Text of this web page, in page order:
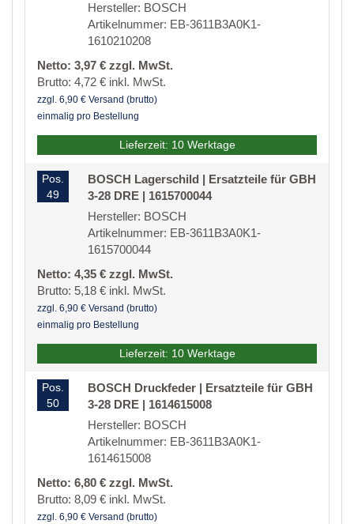
Hersteller: BOSCH
Artikelnummer: EB-3611B3A0K1-
1610210208
Netto: 3,97 € zzgl. MwSt.
Brutto: 4,72 € inkl. MwSt.
zzgl. 6,90 € Versand (brutto)
einmalig pro Bestellung
Lieferzeit: 10 Werktage
Pos.
49
BOSCH Lagerschild | Ersatzteile für GBH
3-28 DRE | 1615700044
Hersteller: BOSCH
Artikelnummer: EB-3611B3A0K1-
1615700044
Netto: 4,35 € zzgl. MwSt.
Brutto: 5,18 € inkl. MwSt.
zzgl. 6,90 € Versand (brutto)
einmalig pro Bestellung
Lieferzeit: 10 Werktage
Pos.
50
BOSCH Druckfeder | Ersatzteile für GBH
3-28 DRE | 1614615008
Hersteller: BOSCH
Artikelnummer: EB-3611B3A0K1-
1614615008
Netto: 6,80 € zzgl. MwSt.
Brutto: 8,09 € inkl. MwSt.
zzgl. 6,90 € Versand (brutto)